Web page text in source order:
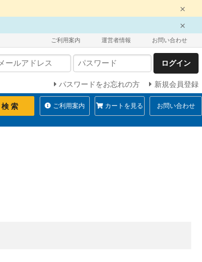
ご利用案内 運営者情報 お問い合わせ
ログイン
パスワードをお忘れの方 新規会員登録
検 索 ご利用案内 カートを見る お問い合わせ